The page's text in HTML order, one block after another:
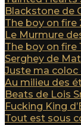
Blackstone de
The boy on fire
Le Murmure
The boy on fire
Serghey de
Juste ma coloc
Au milieu des
Beats de Lois
Fucking King
Tout est sous